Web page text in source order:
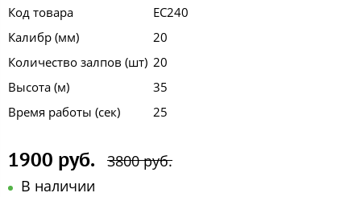
Код товара
ЕС240
Калибр (мм)
20
Количество залпов (шт) 20
Высота (м)
35
Время работы (сек)
25
1900 руб.
3800 руб.
В наличии